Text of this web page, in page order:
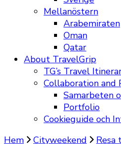
Mellanöstern
Arabemiraten
Oman
Qatar
About TravelGrip
TG’s Travel
Collaboration and
Samarbeten
Portfolio
Cookieguide och
Hem
Cityweekend Resa